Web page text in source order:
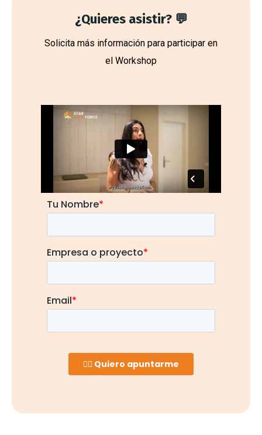
¿Quieres asistir? 💬
Solicita más información para participar en
el Workshop